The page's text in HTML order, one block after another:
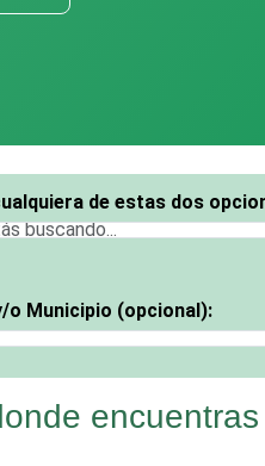
de estas dos
o Municipio (opcional):